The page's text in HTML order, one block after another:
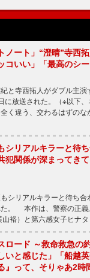
ノート」“澄晴”寺西
コいい」「最高のシー
と寺西拓人がダブル主演
に放送された。（※以下
く違う、交わるはずの
シリアルキラーと待
犯関係が深まってき
シリアルキラーと待ち合
。 本作は、警察の正義
裕）と第六感女子ヒナ
ロード ～救命救急
いと感じた」「船越
』って、そりゃあ2時